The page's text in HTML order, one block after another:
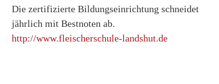
Die zertifizierte Bildungseinrichtung schneidet
jährlich mit Bestnoten ab.
http://www.fleischerschule-landshut.de